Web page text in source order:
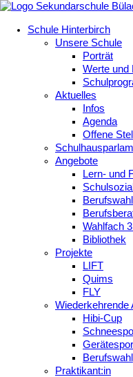
Schule Hinterbirch
Unsere Schule
Porträt
Werte und
Aktuelles
Infos
Agenda
Offene
Angebote
Lern- und
Wahlfach
Bibliothek
Projekte
LIFT
Quims
FLY
Wiederkehrende
Hibi-Cup
Praktikant:in